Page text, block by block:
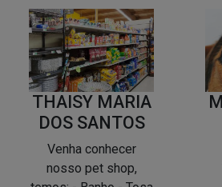
THAISY MARIA
DOS SANTOS
Venha conhecer
nosso pet shop,